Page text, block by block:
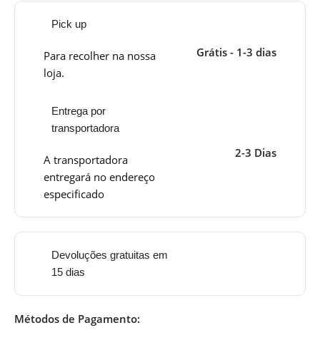
Pick up
Para recolher na nossa
loja.
Grátis - 1-3 dias
Entrega por
transportadora
A transportadora
entregará no endereço
especificado
2-3 Dias
Devoluções gratuitas em
15 dias
Métodos de Pagamento: